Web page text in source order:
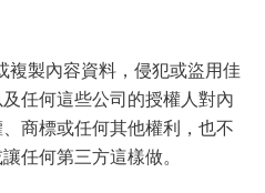
複製內容資料，侵犯或盜用佳
任何這些公司的授權人對內
商標或任何其他權利，也不
任何第三方這樣做。